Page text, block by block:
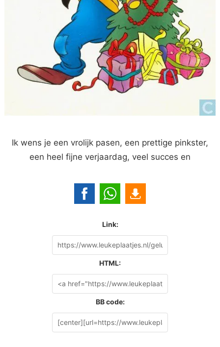
Ik wens je een vrolijk pasen, een prettige pinkster,
een heel fijne verjaardag, veel succes en
Link:
HTML:
BB code: